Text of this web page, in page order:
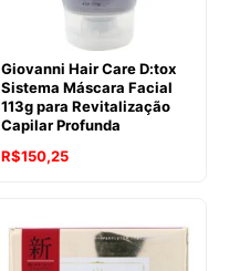
Giovanni Hair Care D:tox
Sistema Máscara Facial
113g para Revitalização
Capilar Profunda
R$150,25